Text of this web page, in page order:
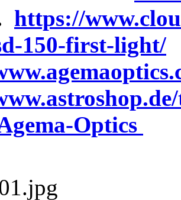
https://
150-first-light/
Optics